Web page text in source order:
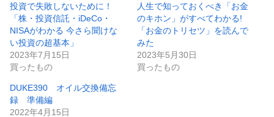
投資で失敗しないために！
「株・投資信託・iDeCo・
NISAがわかる 今さら聞けな
い投資の超基本」
2023年7月15日
買ったもの
人生で知っておくべき「お金
のキホン」がすべてわかる!
「お金のトリセツ」を読んで
みた
2023年5月30日
買ったもの
DUKE390 オイル交換備忘
録 準備編
2022年4月15日